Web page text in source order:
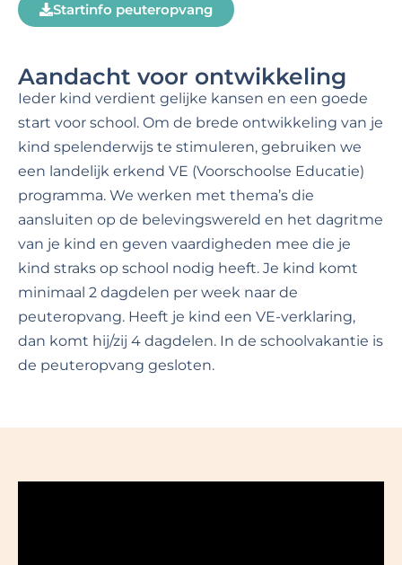
Startinfo peuteropvang
Aandacht voor ontwikkeling
Ieder kind verdient gelijke kansen en een goede
start voor school. Om de brede ontwikkeling van je
kind spelenderwijs te stimuleren, gebruiken we
een landelijk erkend VE (Voorschoolse Educatie)
programma. We werken met thema’s die
aansluiten op de belevingswereld en het dagritme
van je kind en geven vaardigheden mee die je
kind straks op school nodig heeft. Je kind komt
minimaal 2 dagdelen per week naar de
peuteropvang. Heeft je kind een VE-verklaring,
dan komt hij/zij 4 dagdelen. In de schoolvakantie is
de peuteropvang gesloten.